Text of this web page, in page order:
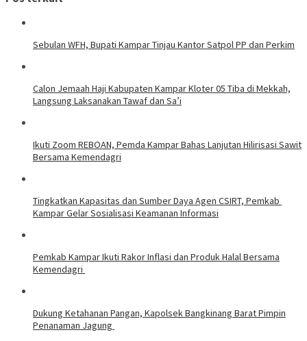
Sebulan WFH, Bupati Kampar Tinjau Kantor Satpol PP dan Perkim
Calon Jemaah Haji Kabupaten Kampar Kloter 05 Tiba di Mekkah,
Langsung Laksanakan Tawaf dan Sa’i
Ikuti Zoom REBOAN, Pemda Kampar Bahas Lanjutan Hilirisasi Sawit
Bersama Kemendagri
Tingkatkan Kapasitas dan Sumber Daya Agen CSIRT, Pemkab
Kampar Gelar Sosialisasi Keamanan Informasi
Pemkab Kampar Ikuti Rakor Inflasi dan Produk Halal Bersama
Kemendagri
Dukung Ketahanan Pangan, Kapolsek Bangkinang Barat Pimpin
Penanaman Jagung